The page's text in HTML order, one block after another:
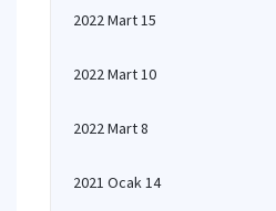
2022 Mart 15
2022 Mart 10
2022 Mart 8
2021 Ocak 14